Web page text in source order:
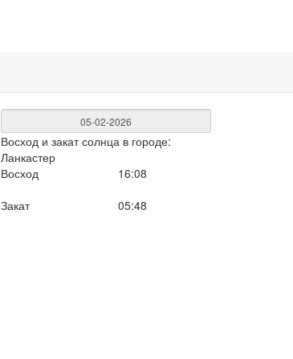
Восход и закат солнца в городе:
Ланкастер
Восход
16:08
Закат
05:48